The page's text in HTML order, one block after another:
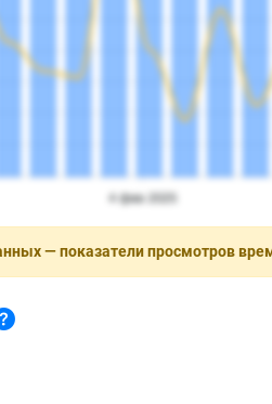
— показатели просмотров